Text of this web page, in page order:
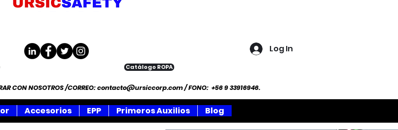
Log In
Catálogo ROPA
CON NOSOTROS /CORREO:contacto@ursiccorp.com/ FONO: +56 9 33916946.
Accesorios EPP Primeros Auxilios Blog